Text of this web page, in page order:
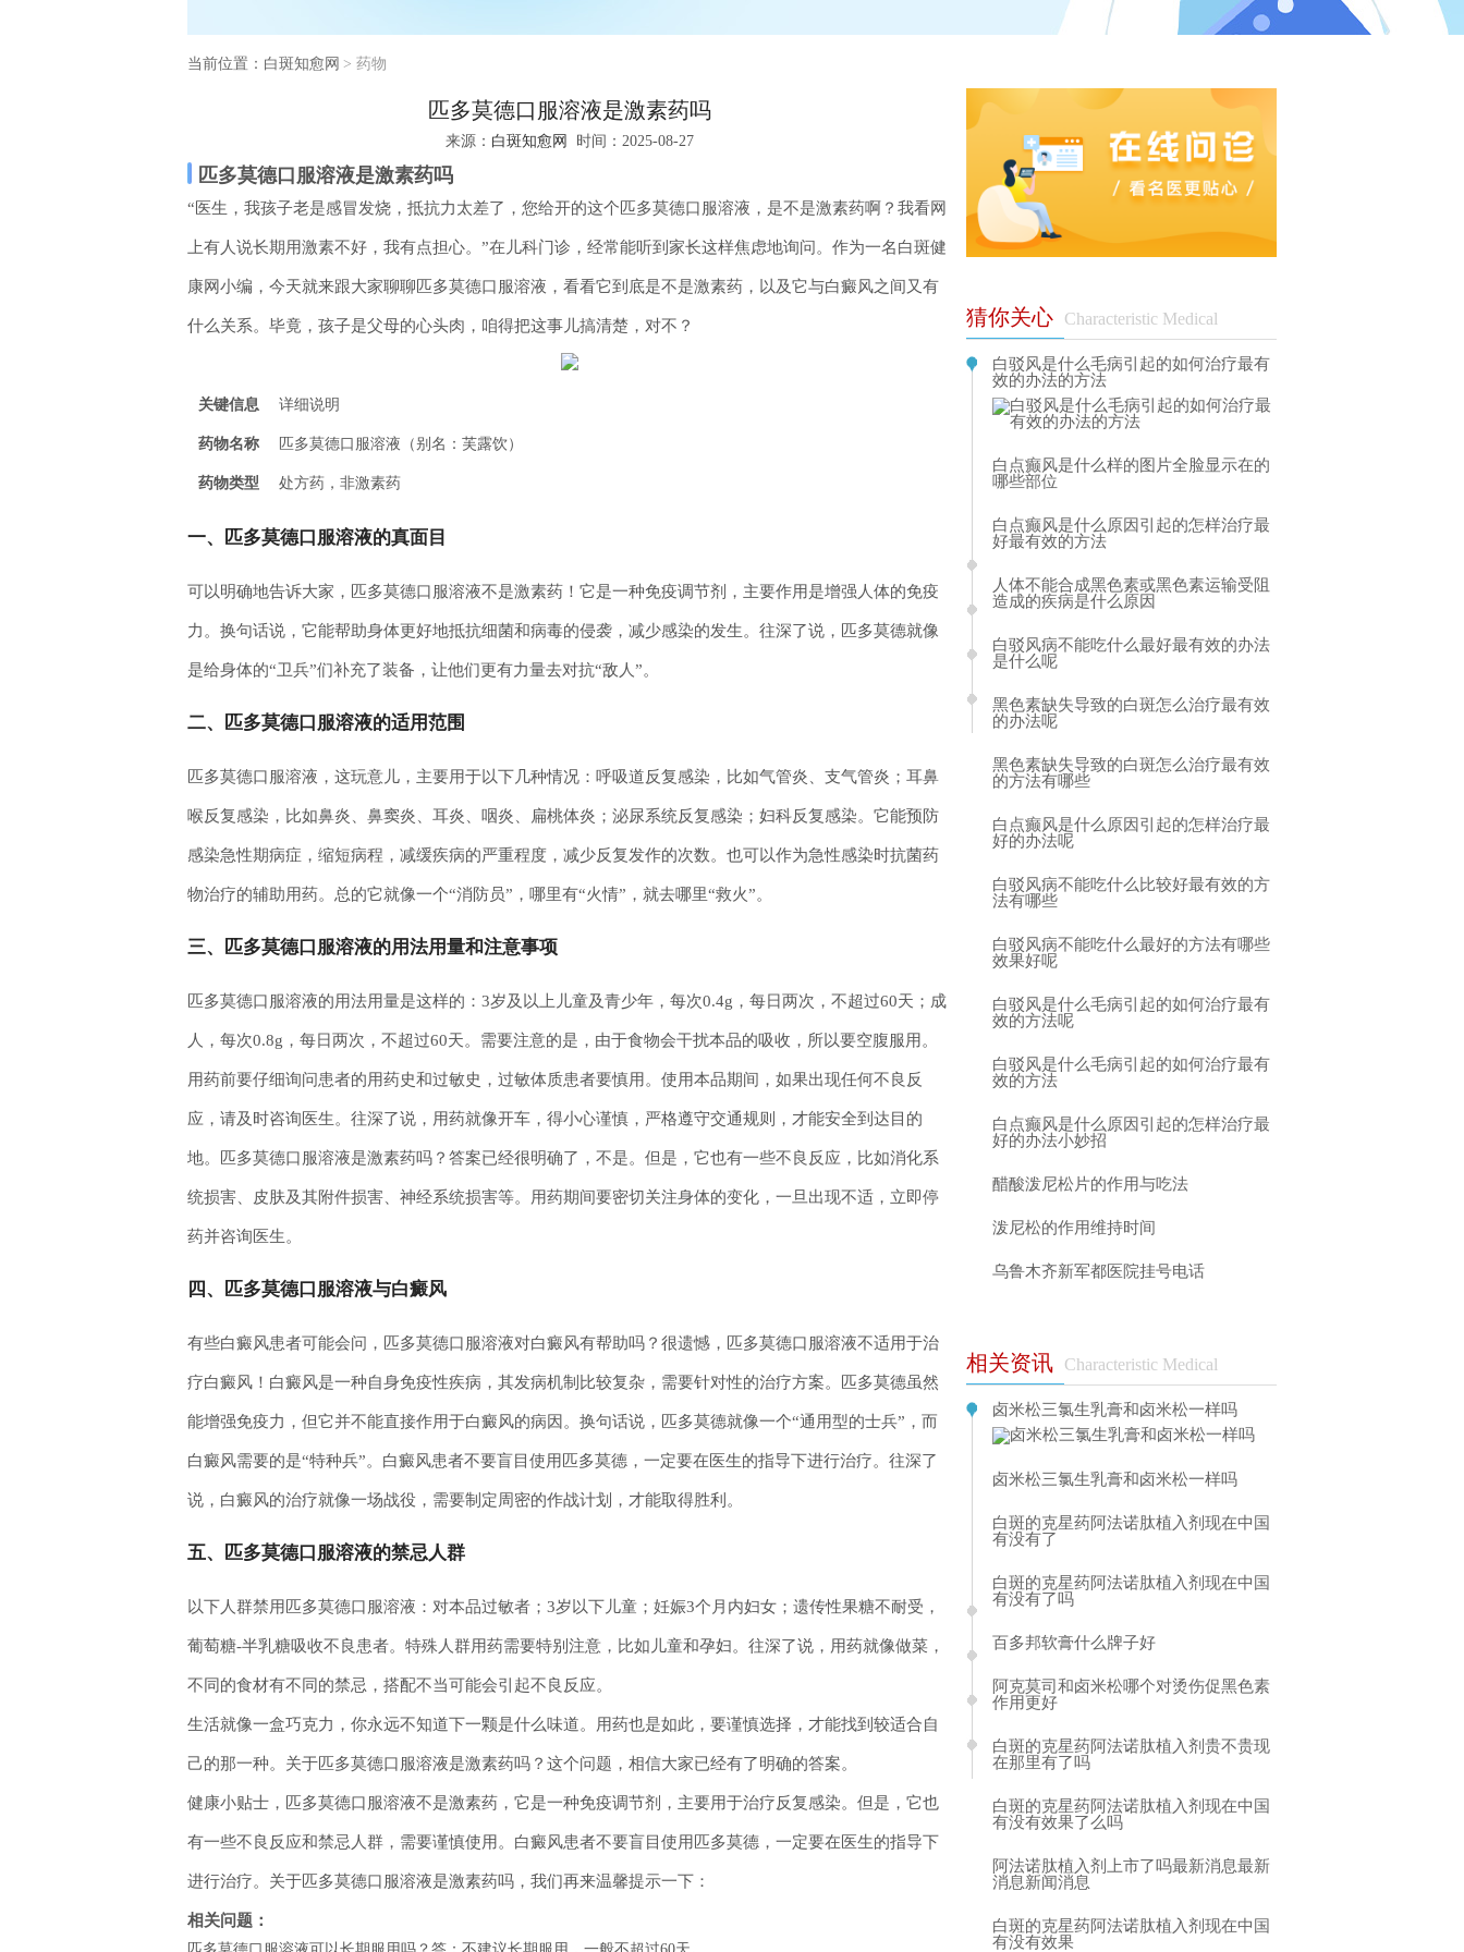
当前位置： 白斑知愈网 > 药物
匹多莫德口服溶液是激素药吗
来源： 白斑知愈网 时间：2025-08-27
匹多莫德口服溶液是激素药吗
“医生，我孩子老是感冒发烧，抵抗力太差了，您给开的这个匹多莫德口服溶液，是不是激素药啊？我看网
上有人说长期用激素不好，我有点担心。”在儿科门诊，经常能听到家长这样焦虑地询问。作为一名白斑健
康网小编，今天就来跟大家聊聊匹多莫德口服溶液，看看它到底是不是激素药，以及它与白癜风之间又有
什么关系。毕竟，孩子是父母的心头肉，咱得把这事儿搞清楚，对不？
关键信息 详细说明
药物名称 匹多莫德口服溶液（别名：芙露饮）
药物类型 处方药，非激素药
一、匹多莫德口服溶液的真面目
可以明确地告诉大家，匹多莫德口服溶液不是激素药！它是一种免疫调节剂，主要作用是增强人体的免疫
力。换句话说，它能帮助身体更好地抵抗细菌和病毒的侵袭，减少感染的发生。往深了说，匹多莫德就像
是给身体的“卫兵”们补充了装备，让他们更有力量去对抗“敌人”。
二、匹多莫德口服溶液的适用范围
匹多莫德口服溶液，这玩意儿，主要用于以下几种情况：呼吸道反复感染，比如气管炎、支气管炎；耳鼻
喉反复感染，比如鼻炎、鼻窦炎、耳炎、咽炎、扁桃体炎；泌尿系统反复感染；妇科反复感染。它能预防
感染急性期病症，缩短病程，减缓疾病的严重程度，减少反复发作的次数。也可以作为急性感染时抗菌药
物治疗的辅助用药。总的它就像一个“消防员”，哪里有“火情”，就去哪里“救火”。
三、匹多莫德口服溶液的用法用量和注意事项
匹多莫德口服溶液的用法用量是这样的：3岁及以上儿童及青少年，每次0.4g，每日两次，不超过60天；成
人，每次0.8g，每日两次，不超过60天。需要注意的是，由于食物会干扰本品的吸收，所以要空腹服用。
用药前要仔细询问患者的用药史和过敏史，过敏体质患者要慎用。使用本品期间，如果出现任何不良反
应，请及时咨询医生。往深了说，用药就像开车，得小心谨慎，严格遵守交通规则，才能安全到达目的
地。匹多莫德口服溶液是激素药吗？答案已经很明确了，不是。但是，它也有一些不良反应，比如消化系
统损害、皮肤及其附件损害、神经系统损害等。用药期间要密切关注身体的变化，一旦出现不适，立即停
药并咨询医生。
四、匹多莫德口服溶液与白癜风
有些白癜风患者可能会问，匹多莫德口服溶液对白癜风有帮助吗？很遗憾，匹多莫德口服溶液不适用于治
疗白癜风！白癜风是一种自身免疫性疾病，其发病机制比较复杂，需要针对性的治疗方案。匹多莫德虽然
能增强免疫力，但它并不能直接作用于白癜风的病因。换句话说，匹多莫德就像一个“通用型的士兵”，而
白癜风需要的是“特种兵”。白癜风患者不要盲目使用匹多莫德，一定要在医生的指导下进行治疗。往深了
说，白癜风的治疗就像一场战役，需要制定周密的作战计划，才能取得胜利。
五、匹多莫德口服溶液的禁忌人群
以下人群禁用匹多莫德口服溶液：对本品过敏者；3岁以下儿童；妊娠3个月内妇女；遗传性果糖不耐受，
葡萄糖-半乳糖吸收不良患者。特殊人群用药需要特别注意，比如儿童和孕妇。往深了说，用药就像做菜，
不同的食材有不同的禁忌，搭配不当可能会引起不良反应。
生活就像一盒巧克力，你永远不知道下一颗是什么味道。用药也是如此，要谨慎选择，才能找到较适合自
己的那一种。关于匹多莫德口服溶液是激素药吗？这个问题，相信大家已经有了明确的答案。
健康小贴士，匹多莫德口服溶液不是激素药，它是一种免疫调节剂，主要用于治疗反复感染。但是，它也
有一些不良反应和禁忌人群，需要谨慎使用。白癜风患者不要盲目使用匹多莫德，一定要在医生的指导下
进行治疗。关于匹多莫德口服溶液是激素药吗，我们再来温馨提示一下：
相关问题：
猜你关心 Characteristic Medical
白驳风是什么毛病引起的如何治疗最有
效的办法的方法
白点癫风是什么样的图片全脸显示在的
哪些部位
白点癫风是什么原因引起的怎样治疗最
好最有效的方法
人体不能合成黑色素或黑色素运输受阻
造成的疾病是什么原因
白驳风病不能吃什么最好最有效的办法
是什么呢
黑色素缺失导致的白斑怎么治疗最有效
的办法呢
黑色素缺失导致的白斑怎么治疗最有效
的方法有哪些
白点癫风是什么原因引起的怎样治疗最
好的办法呢
白驳风病不能吃什么比较好最有效的方
法有哪些
白驳风病不能吃什么最好的方法有哪些
效果好呢
白驳风是什么毛病引起的如何治疗最有
效的方法呢
白驳风是什么毛病引起的如何治疗最有
效的方法
白点癫风是什么原因引起的怎样治疗最
好的办法小妙招
醋酸泼尼松片的作用与吃法
泼尼松的作用维持时间
乌鲁木齐新军都医院挂号电话
相关资讯 Characteristic Medical
卤米松三氯生乳膏和卤米松一样吗
卤米松三氯生乳膏和卤米松一样吗
白斑的克星药阿法诺肽植入剂现在中国
有没有了
白斑的克星药阿法诺肽植入剂现在中国
有没有了吗
百多邦软膏什么牌子好
阿克莫司和卤米松哪个对烫伤促黑色素
作用更好
白斑的克星药阿法诺肽植入剂贵不贵现
在那里有了吗
白斑的克星药阿法诺肽植入剂现在中国
有没有效果了么吗
阿法诺肽植入剂上市了吗最新消息最新
消息新闻消息
白斑的克星药阿法诺肽植入剂现在中国
有没有效果